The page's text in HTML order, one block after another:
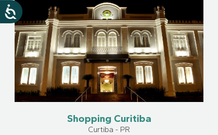
Shopping Curitiba
Curtiba - PR